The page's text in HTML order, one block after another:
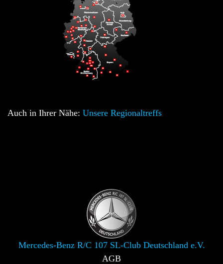
Auch in Ihrer Nähe: Unsere Regionaltreffs
Mercedes-Benz R/C 107 SL-Club Deutschland e.V.
AGB